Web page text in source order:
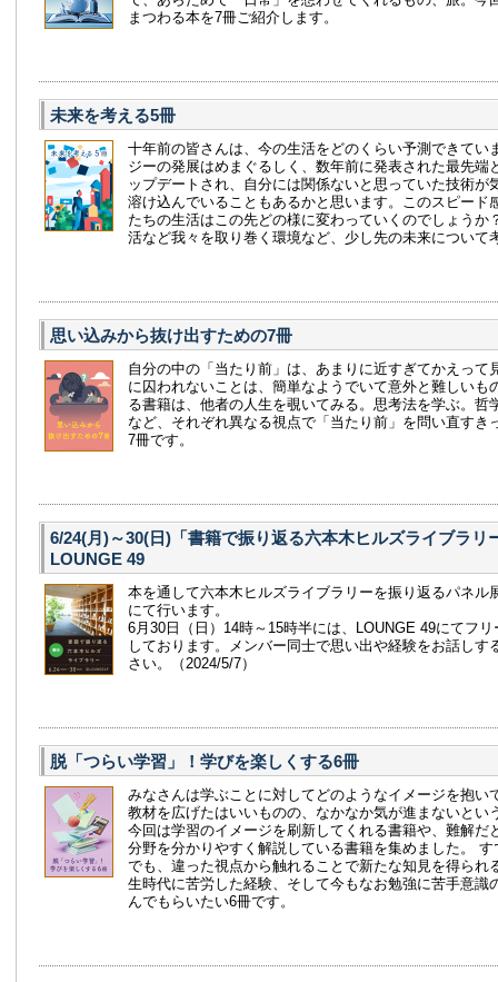
まつわる本を7冊ご紹介します。
未来を考える5冊
十年前の皆さんは、今の生活をどのくらい予測できてい
ジーの発展はめまぐるしく、数年前に発表された最先端
ップデートされ、自分には関係ないと思っていた技術が
溶け込んでいることもあるかと思います。このスピード
たちの生活はこの先どの様に変わっていくのでしょうか
活など我々を取り巻く環境など、少し先の未来について
思い込みから抜け出すための7冊
自分の中の「当たり前」は、あまりに近すぎてかえって
に囚われないことは、簡単なようでいて意外と難しいも
る書籍は、他者の人生を覗いてみる。思考法を学ぶ。哲
など、それぞれ異なる視点で「当たり前」を問い直すき
7冊です。
6/24(月)～30(日)「書籍で振り返る六本木ヒルズライブラリ
LOUNGE 49
本を通して六本木ヒルズライブラリーを振り返るパネル
にて行います。
6月30日（日）14時～15時半には、LOUNGE 49にてフ
しております。メンバー同士で思い出や経験をお話しす
さい。（2024/5/7）
脱「つらい学習」！学びを楽しくする6冊
みなさんは学ぶことに対してどのようなイメージを抱い
教材を広げたはいいものの、なかなか気が進まないとい
今回は学習のイメージを刷新してくれる書籍や、難解だ
分野を分かりやすく解説している書籍を集めました。
でも、違った視点から触れることで新たな知見を得られ
生時代に苦労した経験、そして今もなお勉強に苦手意識
んでもらいたい6冊です。